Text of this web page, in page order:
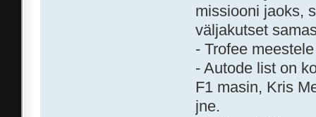
missiooni jaoks,
väljakutset
- Trofee
- Autode list on
F1 masin, Kris
jne.